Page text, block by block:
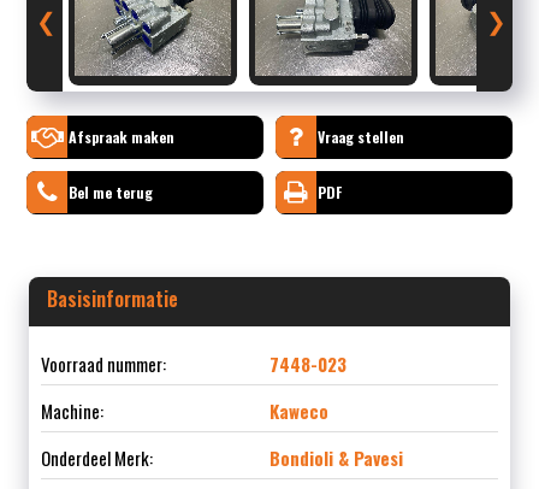
❮ ❯
Afspraak maken Vraag stellen
Bel me terug PDF
Basisinformatie
Voorraad nummer:
7448-023
Machine:
Kaweco
Onderdeel Merk:
Bondioli & Pavesi